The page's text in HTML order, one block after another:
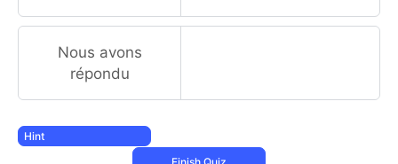
Nous avons
répondu